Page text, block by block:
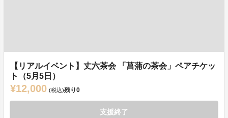
【リアルイベント】丈六茶会 「菖蒲の茶会」ペアチケッ
ト（5月5日）
¥12,000 (税込)残り0
支援終了